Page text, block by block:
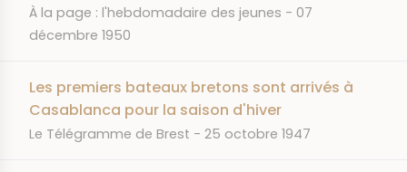
JOURNAL
À la page : l'hebdomadaire des jeunes DATE
07
décembre 1950
Les premiers bateaux bretons sont arrivés à
Casablanca pour la saison d'hiver
JOURNAL
Le Télégramme de Brest DATE
25 octobre 1947